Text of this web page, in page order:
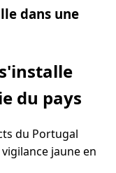
dans une
du pays
du Portugal
jaune en